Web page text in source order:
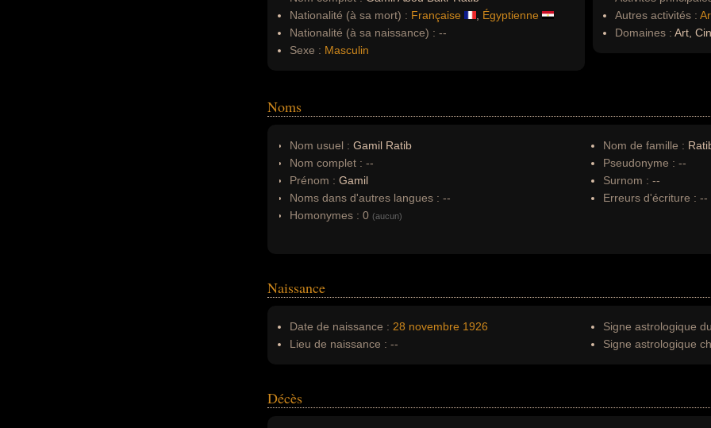
Nationalité (à sa mort) : Française
Égyptienne
Nationalité (à sa naissance) : --
Sexe : Masculin
Autres activités :
Domaines : Art,
Noms
Nom usuel : Gamil Ratib
Nom complet : --
Prénom : Gamil
Noms dans d'autres langues : --
Homonymes : 0 (aucun)
Nom de famille :
Pseudonyme : --
Surnom : --
Erreurs d'écriture : --
Naissance
Date de naissance : 28 novembre 1926
Lieu de naissance : --
Signe astrologique
Signe astrologique
Décès